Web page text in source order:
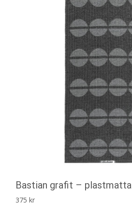
Bastian grafit – plastmatta
375 kr